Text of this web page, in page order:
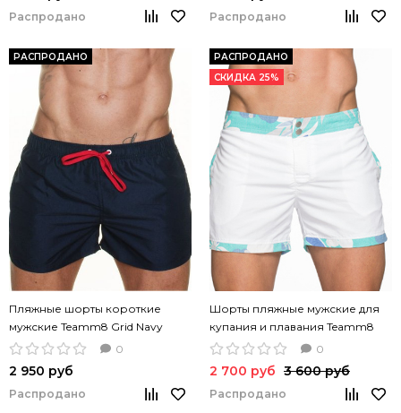
Распродано Распродано
РАСПРОДАНО
Пляжные шорты короткие
мужские Teamm8 Grid Navy
темно-синий цвет 0
2 950 руб
Распродано
РАСПРОДАНО
СКИДКА 25%
Шорты пляжные мужские для
купания и плавания Teamm8
HARBOUR белый цвет
0
2 700 руб 3 600 руб
Распродано